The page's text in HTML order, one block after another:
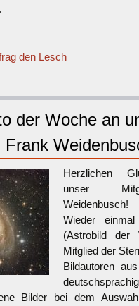
den Lesch
der Woche an
Frank
Herzlichen
unser
Weidenbusch!
Wieder
(Astrobild der
Mitglied der
Bildautoren
Bilder bei dem